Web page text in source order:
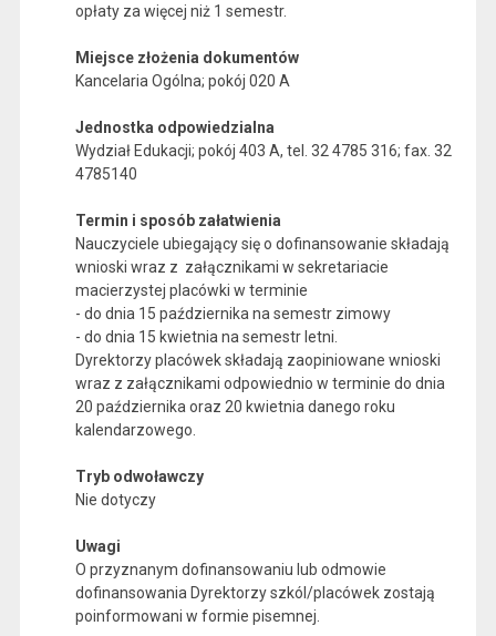
opłaty za więcej niż 1 semestr.
Miejsce złożenia dokumentów
Kancelaria Ogólna; pokój 020 A
Jednostka odpowiedzialna
Wydział Edukacji; pokój 403 A, tel. 32 4785 316; fax. 32
4785140
Termin i sposób załatwienia
Nauczyciele ubiegający się o dofinansowanie składają
wnioski wraz z załącznikami w sekretariacie
macierzystej placówki w terminie
- do dnia 15 października na semestr zimowy
- do dnia 15 kwietnia na semestr letni.
Dyrektorzy placówek składają zaopiniowane wnioski
wraz z załącznikami odpowiednio w terminie do dnia
20 października oraz 20 kwietnia danego roku
kalendarzowego.
Tryb odwoławczy
Nie dotyczy
Uwagi
O przyznanym dofinansowaniu lub odmowie
dofinansowania Dyrektorzy szkól/placówek zostają
poinformowani w formie pisemnej.